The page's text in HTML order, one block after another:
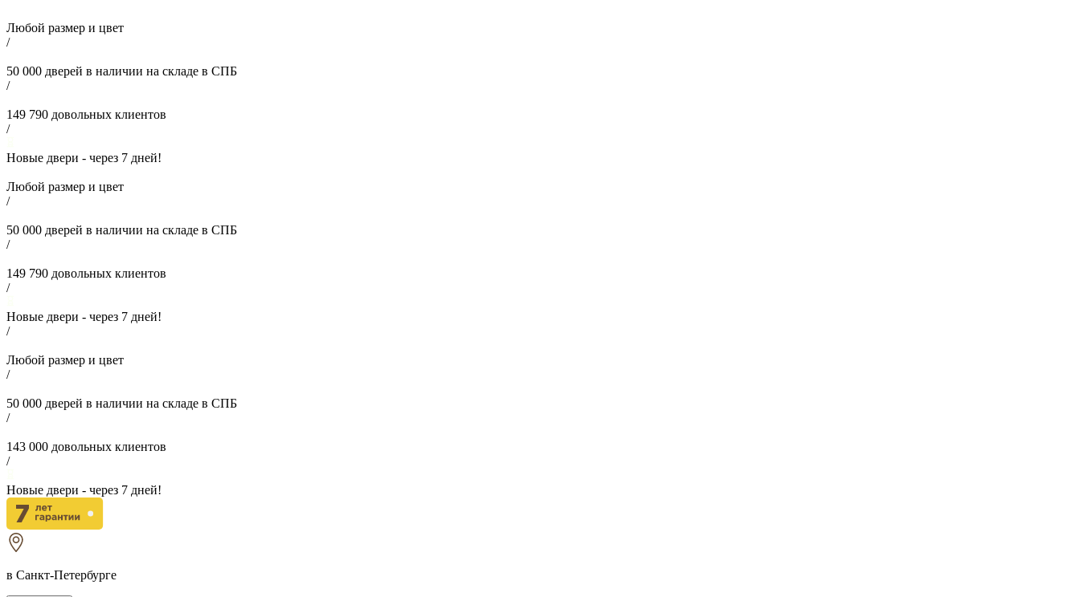
Любой размер и цвет
/
50 000 дверей в наличии на складе в СПБ
/
149 790 довольных клиентов
/
Новые двери - через 7 дней!
Любой размер и цвет
/
50 000 дверей в наличии на складе в СПБ
/
149 790 довольных клиентов
/
Новые двери - через 7 дней!
/
Любой размер и цвет
/
50 000 дверей в наличии на складе в СПБ
/
143 000 довольных клиентов
/
Новые двери - через 7 дней!
в Санкт-Петербурге